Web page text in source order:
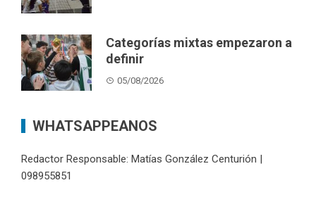
Categorías mixtas empezaron a
definir
05/08/2026
WHATSAPPEANOS
Redactor Responsable: Matías González Centurión |
098955851